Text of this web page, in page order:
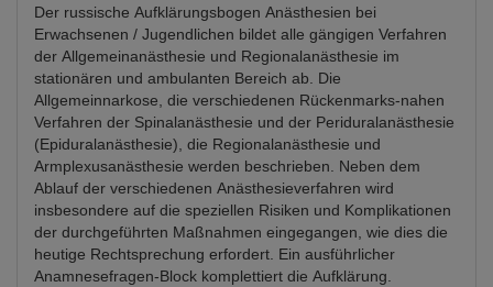
Der russische Aufklärungsbogen Anästhesien bei
Erwachsenen / Jugendlichen bildet alle gängigen Verfahren
der Allgemeinanästhesie und Regionalanästhesie im
stationären und ambulanten Bereich ab. Die
Allgemeinnarkose, die verschiedenen Rückenmarks-nahen
Verfahren der Spinalanästhesie und der Periduralanästhesie
(Epiduralanästhesie), die Regionalanästhesie und
Armplexusanästhesie werden beschrieben. Neben dem
Ablauf der verschiedenen Anästhesieverfahren wird
insbesondere auf die speziellen Risiken und Komplikationen
der durchgeführten Maßnahmen eingegangen, wie dies die
heutige Rechtsprechung erfordert. Ein ausführlicher
Anamnesefragen-Block komplettiert die Aufklärung.